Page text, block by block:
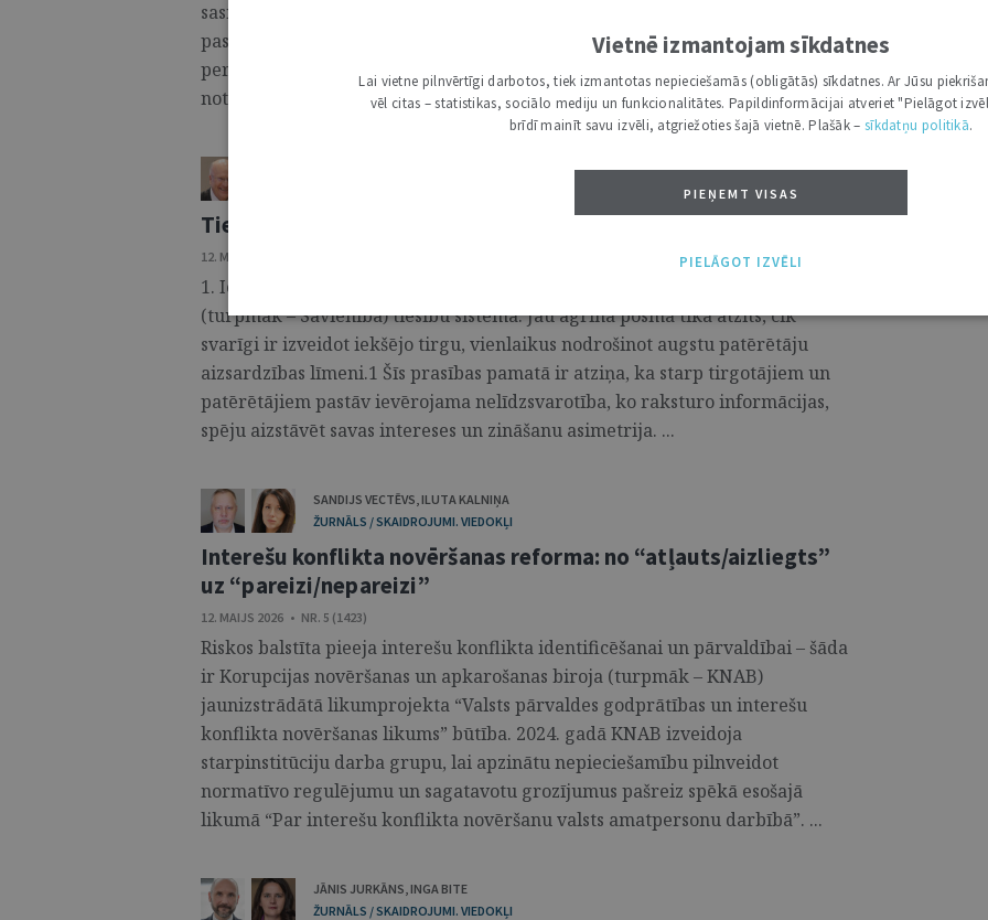
sasniegumiem un kalpošanu sabiedrībai Valsts prezidents Edgars Rinkēvičs
pasniedza Triju Zvaigžņu ordeni, Viestura ordeni un Atzinības krustu 38
personībām, kas pārstāvēja dažādas jomas. Viņu vidū bija Latvijas Zvērinātu
notāru padomes rīkotājdirektores vietniece Vija Piziča, kura ...
Tiesas judikatūra negodīgu līguma noteikumu jomā
12. MAIJS 2026 • NR. 5 (1423)
1. Ievads Patērētāju aizsardzībai ir būtiska nozīme Eiropas Savienības
(turpmāk – Savienība) tiesību sistēmā. Jau agrīnā posmā tika atzīts, cik
svarīgi ir izveidot iekšējo tirgu, vienlaikus nodrošinot augstu patērētāju
aizsardzības līmeni.1 Šīs prasības pamatā ir atziņa, ka starp tirgotājiem un
patērētājiem pastāv ievērojama nelīdzsvarotība, ko raksturo informācijas,
spēju aizstāvēt savas intereses un zināšanu asimetrija. ...
SANDIJS VECTĒVS,ILUTA KALNIŅA
ŽURNĀLS / SKAIDROJUMI. VIEDOKĻI
Interešu konflikta novēršanas reforma: no “atļauts/aizliegts”
uz “pareizi/nepareizi”
12. MAIJS 2026 • NR. 5 (1423)
Riskos balstīta pieeja interešu konflikta identificēšanai un pārvaldībai – šāda
ir Korupcijas novēršanas un apkarošanas biroja (turpmāk – KNAB)
jaunizstrādātā likumprojekta “Valsts pārvaldes godprātības un interešu
konflikta novēršanas likums” būtība. 2024. gadā KNAB izveidoja
starpinstitūciju darba grupu, lai apzinātu nepieciešamību pilnveidot
normatīvo regulējumu un sagatavotu grozījumus pašreiz spēkā esošajā
likumā “Par interešu konflikta novēršanu valsts amatpersonu darbībā”. ...
JĀNIS JURKĀNS,INGA BITE
ŽURNĀLS / SKAIDROJUMI. VIEDOKĻI
Vietnē izmantojam sīkdatnes
Lai vietne pilnvērtīgi darbotos, tiek izmantotas nepieciešamās (obligātās) sīkdatnes. Ar Jūsu
vēl citas – statistikas, sociālo mediju un funkcionalitātes. Papildinformācijai atveriet "Pielāgot
brīdī mainīt savu izvēli, atgriežoties šajā vietnē. Plašāk – sīkdatņu politikā.
PIEŅEMT VISAS
PIELĀGOT IZVĒLI